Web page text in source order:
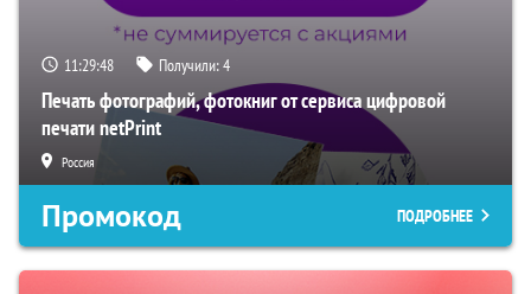
11:29:48 Получили:4
Печать фотографий, фотокниг от сервиса цифровой
печати netPrint
Россия
Промокод ПОДРОБНЕЕ